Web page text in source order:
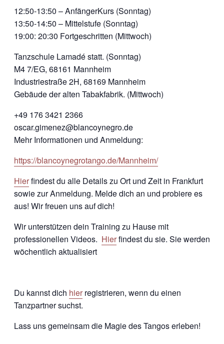
12:50-13:50 – AnfängerKurs (Sonntag)
13:50-14:50 – Mittelstufe (Sonntag)
19:00: 20:30 Fortgeschritten (Mittwoch)
Tanzschule Lamadé statt. (Sonntag)
M4 7/EG, 68161 Mannheim
Industriestraße 2H, 68169 Mannheim
Gebäude der alten Tabakfabrik. (Mittwoch)
+49 176 3421 2366
oscar.gimenez@blancoynegro.de
Mehr Informationen und Anmeldung:
https://blancoynegrotango.de/Mannheim/
Hierfindest du alle Details zu Ort und Zeit in Frankfurt
sowie zur Anmeldung. Melde dich an und probiere es
aus! Wir freuen uns auf dich!
Wir unterstützen dein Training zu Hause mit
professionellen Videos. Hierfindest du sie. Sie werden
wöchentlich aktualisiert
Du kannst dich hier registrieren, wenn du einen
Tanzpartner suchst.
Lass uns gemeinsam die Magie des Tangos erleben!